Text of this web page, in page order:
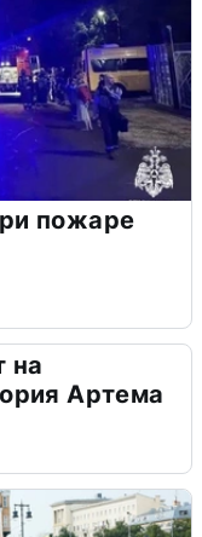
пожаре
на
Артема